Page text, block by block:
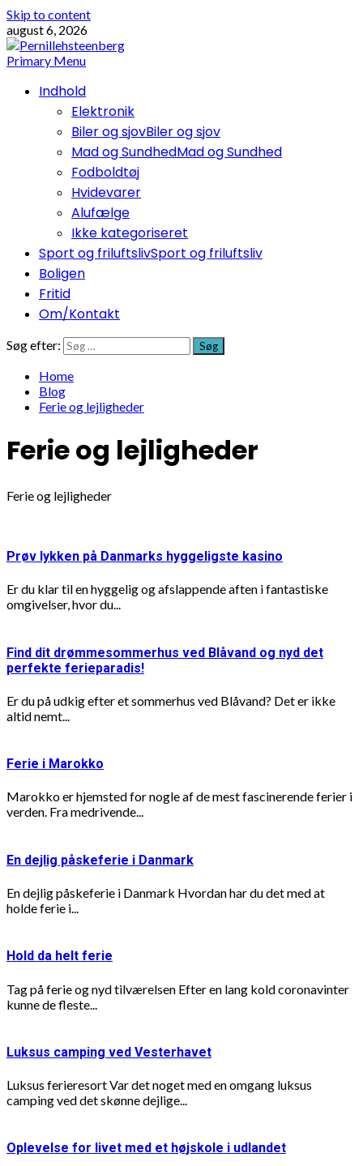
Skip to content
august 6, 2026
Primary Menu
Indhold
Elektronik
Biler og sjovBiler og sjov
Mad og SundhedMad og Sundhed
Fodboldtøj
Hvidevarer
Alufælge
Ikke kategoriseret
Sport og friluftslivSport og friluftsliv
Boligen
Fritid
Om/Kontakt
Søg efter:
Home
Blog
Ferie og lejligheder
Ferie og lejligheder
Ferie og lejligheder
Prøv lykken på Danmarks hyggeligste kasino
Er du klar til en hyggelig og afslappende aften i fantastiske
omgivelser, hvor du...
Find dit drømmesommerhus ved Blåvand og nyd det
perfekte ferieparadis!
Er du på udkig efter et sommerhus ved Blåvand? Det er ikke
altid nemt...
Ferie i Marokko
Marokko er hjemsted for nogle af de mest fascinerende ferier i
verden. Fra medrivende...
En dejlig påskeferie i Danmark
En dejlig påskeferie i Danmark Hvordan har du det med at
holde ferie i...
Hold da helt ferie
Tag på ferie og nyd tilværelsen Efter en lang kold coronavinter
kunne de fleste...
Luksus camping ved Vesterhavet
Luksus ferieresort Var det noget med en omgang luksus
camping ved det skønne dejlige...
Oplevelse for livet med et højskole i udlandet